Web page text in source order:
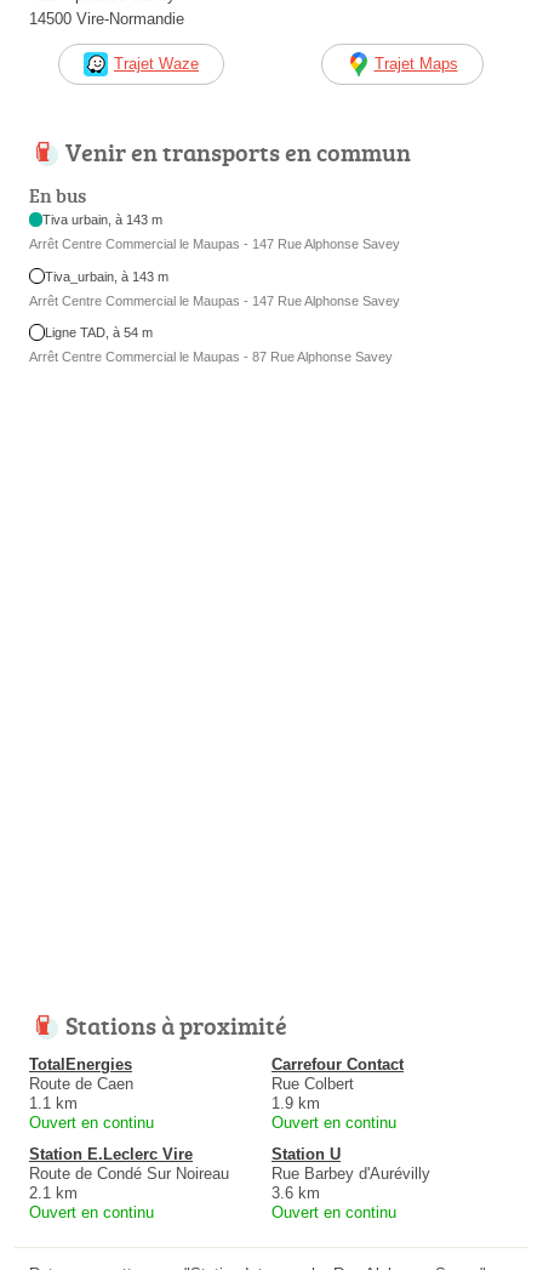
14500 Vire-Normandie
Trajet Waze Trajet Maps
Venir en transports en commun
En bus
Tiva urbain, à 143 m
Arrêt Centre Commercial le Maupas - 147 Rue Alphonse Savey
Tiva_urbain, à 143 m
Arrêt Centre Commercial le Maupas - 147 Rue Alphonse Savey
Ligne TAD, à 54 m
Arrêt Centre Commercial le Maupas - 87 Rue Alphonse Savey
Stations à proximité
TotalEnergies
Route de Caen
1.1 km
Ouvert en continu
Carrefour Contact
Rue Colbert
1.9 km
Ouvert en continu
Station E.Leclerc Vire
Route de Condé Sur Noireau
2.1 km
Ouvert en continu
Station U
Rue Barbey d'Aurévilly
3.6 km
Ouvert en continu